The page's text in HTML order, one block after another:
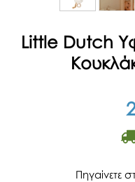
Little Dutch
Πηγαίνετε